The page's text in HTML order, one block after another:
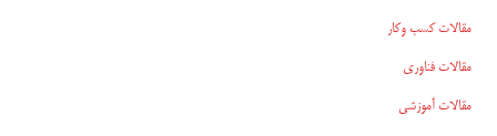
مقالات کسب وکار
مقالات فناوری
مقالات آموزشی